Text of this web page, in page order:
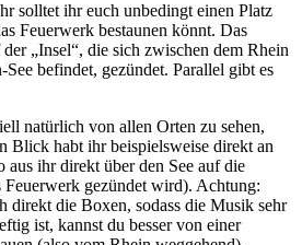
solltet ihr euch unbedingt einen Platz
Feuerwerk bestaunen könnt. Das
„Insel“, die sich zwischen dem Rhein
See befindet, gezündet. Parallel gibt es
natürlich von allen Orten zu sehen,
Blick habt ihr beispielsweise direkt an
aus ihr direkt über den See auf die
Feuerwerk gezündet wird). Achtung:
direkt die Boxen, sodass die Musik sehr
ist, kannst du besser von einer